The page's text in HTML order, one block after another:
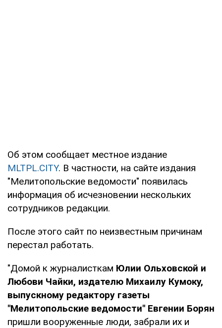
Об этом сообщает местное издание
MLTPL.CITY. В частности, на сайте издания
"Мелитопольские ведомости" появилась
информация об исчезновении нескольких
сотрудников редакции.
После этого сайт по неизвестным причинам
перестал работать.
"Домой к журналисткам Юлии Ольховской и
Любови Чайки, издателю Михаилу Кумоку,
выпускному редактору газеты
"Мелитопольские ведомости" Евгении Борян
пришли вооруженные люди, забрали их и